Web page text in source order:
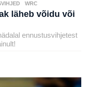
,WRC
läheb võidu või
ennustusvihjetest